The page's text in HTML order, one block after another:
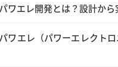
パワエレ開発とは？設計か
パワエレ（パワーエレクト